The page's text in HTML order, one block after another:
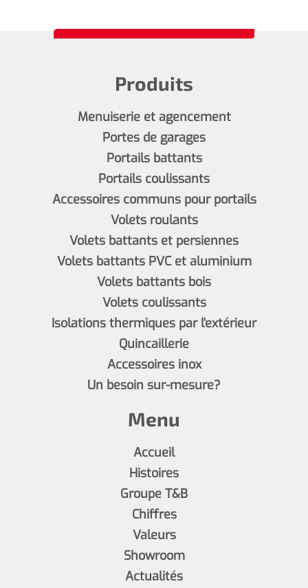
Produits
Menuiserie et agencement
Portes de garages
Portails battants
Portails coulissants
Accessoires communs pour portails
Volets roulants
Volets battants et persiennes
Volets battants PVC et aluminium
Volets battants bois
Volets coulissants
Isolations thermiques par l'extérieur
Quincaillerie
Accessoires inox
Un besoin sur-mesure?
Menu
Accueil
Histoires
Groupe T&B
Chiffres
Valeurs
Showroom
Actualités